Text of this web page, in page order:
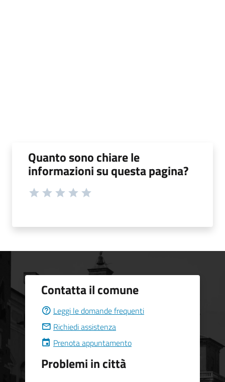
Quanto sono chiare le
informazioni su questa pagina?
Contatta il comune
Leggi le domande frequenti
Richiedi assistenza
Prenota appuntamento
Problemi in città